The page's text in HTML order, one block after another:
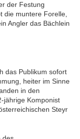
der Festung
die muntere Forelle,
Angler das Bächlein
das Publikum sofort
heiter im Sinne
in den
jährige Komponist
Steyr